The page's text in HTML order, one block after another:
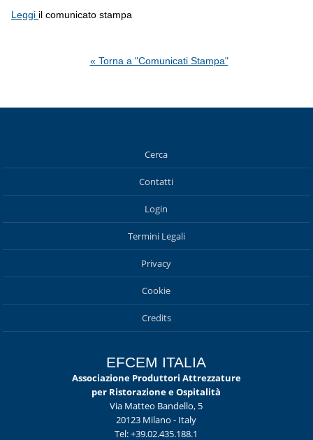
Leggi il comunicato stampa
« Torna a "Comunicati Stampa"
Cerca
Contatti
Login
Termini Legali
Privacy
Cookie
Credits
EFCEM ITALIA
Associazione Produttori Attrezzature
per Ristorazione e Ospitalità
Via Matteo Bandello, 5
20123 Milano - Italy
Tel: +39.02.435.188.1